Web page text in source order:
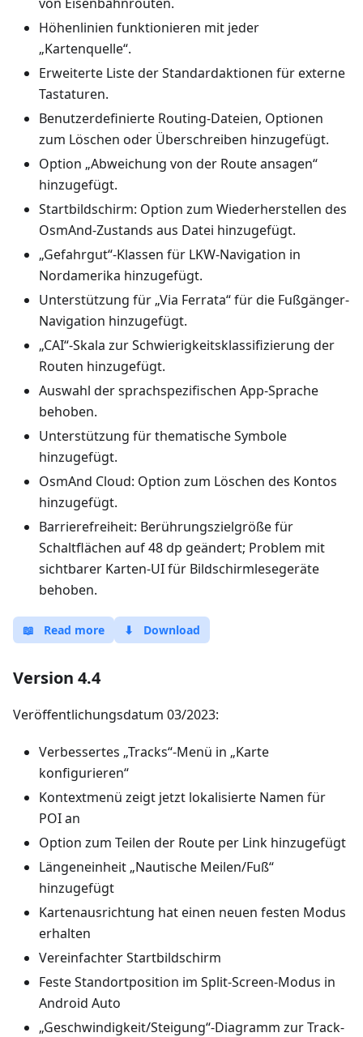
Höhenlinien funktionieren mit jeder
„Kartenquelle“.
Erweiterte Liste der Standardaktionen für externe
Tastaturen.
Benutzerdefinierte Routing-Dateien, Optionen
zum Löschen oder Überschreiben hinzugefügt.
Option „Abweichung von der Route ansagen“
hinzugefügt.
Startbildschirm: Option zum Wiederherstellen des
OsmAnd-Zustands aus Datei hinzugefügt.
„Gefahrgut“-Klassen für LKW-Navigation in
Nordamerika hinzugefügt.
Unterstützung für „Via Ferrata“ für die Fußgänger-
Navigation hinzugefügt.
„CAI“-Skala zur Schwierigkeitsklassifizierung der
Routen hinzugefügt.
Auswahl der sprachspezifischen App-Sprache
behoben.
Unterstützung für thematische Symbole
hinzugefügt.
OsmAnd Cloud: Option zum Löschen des Kontos
hinzugefügt.
Barrierefreiheit: Berührungszielgröße für
Schaltflächen auf 48 dp geändert; Problem mit
sichtbarer Karten-UI für Bildschirmlesegeräte
behoben.
📖 Read more ⬇ Download
Version 4.4
Veröffentlichungsdatum 03/2023:
Verbessertes „Tracks“-Menü in „Karte
konfigurieren“
Kontextmenü zeigt jetzt lokalisierte Namen für
POI an
Option zum Teilen der Route per Link hinzugefügt
Längeneinheit „Nautische Meilen/Fuß“
hinzugefügt
Kartenausrichtung hat einen neuen festen Modus
erhalten
Vereinfachter Startbildschirm
Feste Standortposition im Split-Screen-Modus in
Android Auto
„Geschwindigkeit/Steigung“-Diagramm zur Track-